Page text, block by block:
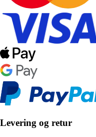
Levering og retur